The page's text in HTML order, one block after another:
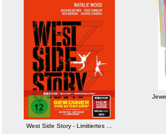
White
West Side Story - Limitiertes ...